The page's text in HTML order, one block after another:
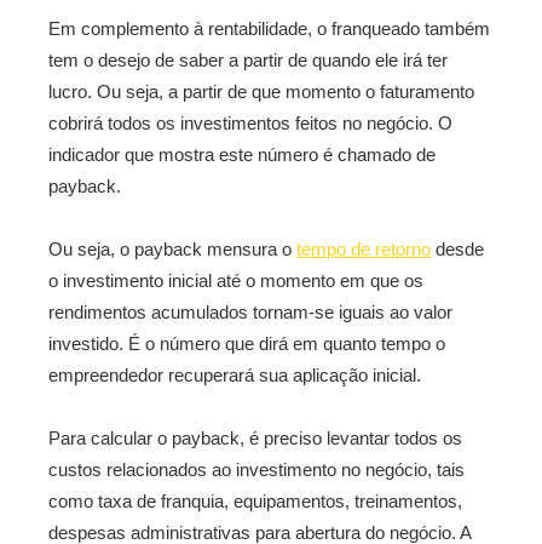
Em complemento à rentabilidade, o franqueado também
tem o desejo de saber a partir de quando ele irá ter
lucro. Ou seja, a partir de que momento o faturamento
cobrirá todos os investimentos feitos no negócio. O
indicador que mostra este número é chamado de
payback.
Ou seja, o payback mensura o tempo de retorno desde
o investimento inicial até o momento em que os
rendimentos acumulados tornam-se iguais ao valor
investido. É o número que dirá em quanto tempo o
empreendedor recuperará sua aplicação inicial.
Para calcular o payback, é preciso levantar todos os
custos relacionados ao investimento no negócio, tais
como taxa de franquia, equipamentos, treinamentos,
despesas administrativas para abertura do negócio. A